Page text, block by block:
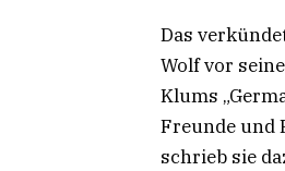
Das
Wolf vor
Klums
Freunde und
schrieb sie